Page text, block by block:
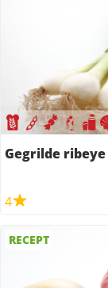
Gegrilde
4
RECEPT